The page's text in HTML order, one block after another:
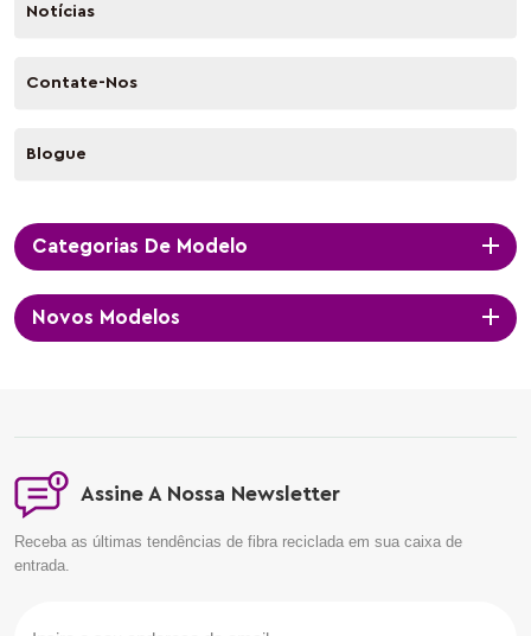
Notícias
Contate-Nos
Blogue
Categorias De Modelo
Novos Modelos
Assine A Nossa Newsletter
Receba as últimas tendências de fibra reciclada em sua caixa de
entrada.